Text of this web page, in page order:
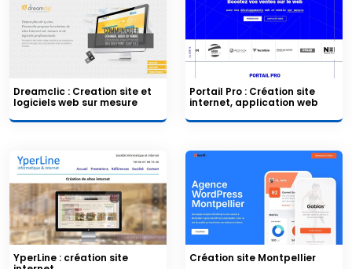
Dreamclic : Creation site et
logiciels web sur mesure
Portail Pro : Création site
internet, application web
YperLine : création site
Création site Montpellier